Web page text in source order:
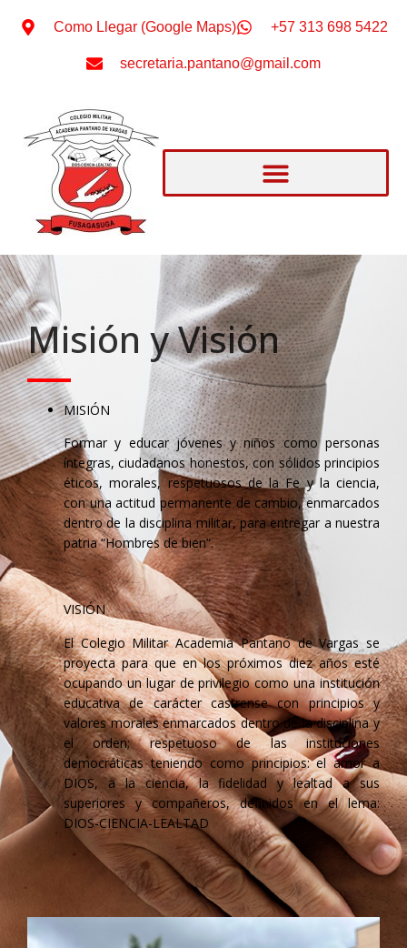
Como Llegar (Google Maps) +57 313 698 5422
secretaria.pantano@gmail.com
Misión y Visión
MISIÓN
Formar y educar jóvenes y niños como personas
íntegras, ciudadanos honestos, con sólidos principios
éticos, morales, respetuosos de la Fe y la ciencia,
con una actitud permanente de cambio, enmarcados
dentro de la disciplina militar, para entregar a nuestra
patria “Hombres de bien”.
VISIÓN
El Colegio Militar Academia Pantano de Vargas se
proyecta para que en los próximos diez años esté
ocupando un lugar de privilegio como una institución
educativa de carácter castrense con principios y
valores morales enmarcados dentro de la disciplina y
el orden; respetuoso de las instituciones
democráticas teniendo como principios: el amor a
DIOS, a la ciencia, la fidelidad y lealtad a sus
superiores y compañeros, definidos en el lema:
DIOS-CIENCIA-LEALTAD